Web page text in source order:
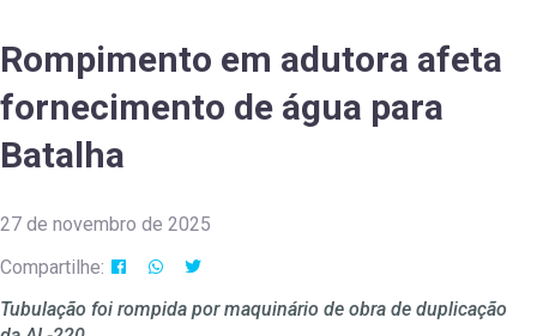
Rompimento em adutora afeta
fornecimento de água para
Batalha
27 de novembro de 2025
Compartilhe:
Tubulação foi rompida por maquinário de obra de duplicação